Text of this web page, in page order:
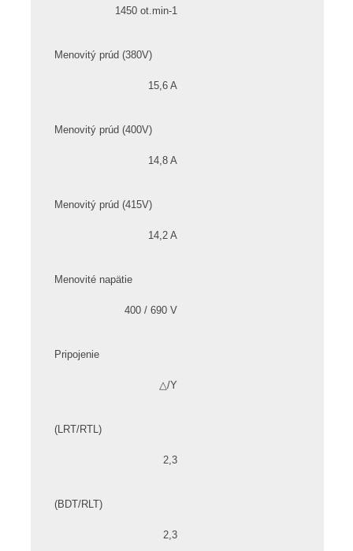
1450 ot.min-1
Menovitý prúd (380V)
15,6 A
Menovitý prúd (400V)
14,8 A
Menovitý prúd (415V)
14,2 A
Menovité napätie
400 / 690 V
Pripojenie
△/Y
(LRT/RTL)
2,3
(BDT/RLT)
2,3